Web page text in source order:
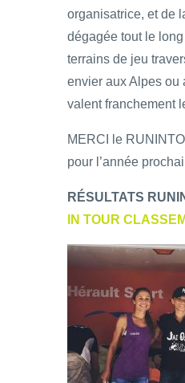
organisatrice, et de
dégagée tout le
terrains de jeu
envier aux Alpes ou
valent franchement
MERCI le
pour l’année
RÉSULTATS
IN TOUR